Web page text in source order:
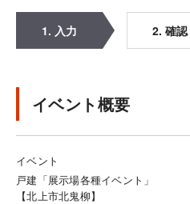
1. 入力 2. 確認
イベント概要
イベント
戸建「展示場各種イベント」
【北上市北鬼柳】